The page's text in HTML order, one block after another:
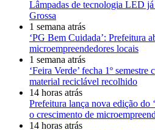
Lâmpadas de tecnologia LED
Grossa
1 semana atrás
‘PG Bem Cuidada’: Prefeitura
microempreendedores locais
1 semana atrás
‘Feira Verde’ fecha 1º
material reciclável recolhido
14 horas atrás
Prefeitura lança nova edição do
o crescimento de
14 horas atrás